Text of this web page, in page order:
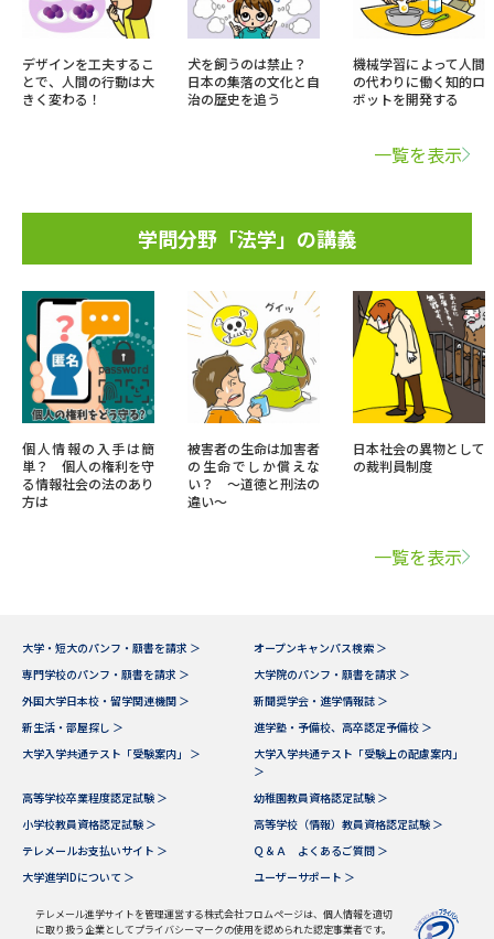
デザインを工夫するこ
とで、人間の行動は大
きく変わる！
犬を飼うのは禁止？
日本の集落の文化と自
治の歴史を追う
機械学習によって人間
の代わりに働く知的ロ
ボットを開発する
一覧を表示
学問分野「法学」の講義
個人情報の入手は簡
単？ 個人の権利を守
る情報社会の法のあり
方は
被害者の生命は加害者
の生命でしか償えな
い？ ～道徳と刑法の
違い～
日本社会の異物として
の裁判員制度
一覧を表示
大学・短大のパンフ・願書を請求 ＞
オープンキャンパス検索 ＞
専門学校のパンフ・願書を請求 ＞
大学院のパンフ・願書を請求 ＞
外国大学日本校・留学関連機関 ＞
新聞奨学会・進学情報誌 ＞
新生活・部屋探し ＞
進学塾・予備校、高卒認定予備校 ＞
大学入学共通テスト「受験案内」 ＞
大学入学共通テスト「受験上の配慮案内」
＞
高等学校卒業程度認定試験 ＞
幼稚園教員資格認定試験 ＞
小学校教員資格認定試験 ＞
高等学校（情報）教員資格認定試験 ＞
テレメールお支払いサイト ＞
Ｑ＆Ａ よくあるご質問 ＞
大学進学IDについて ＞
ユーザーサポート ＞
テレメール進学サイトを管理運営する株式会社フロムページは、個人情報を適切
に取り扱う企業としてプライバシーマークの使用を認められた認定事業者です。